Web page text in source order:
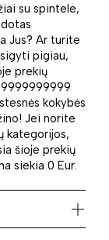
su spintele,
Jus? Ar turite
pigiau,
prekių
kokybės
Jei norite
kategorijos,
šioje prekių
siekia 0 Eur.